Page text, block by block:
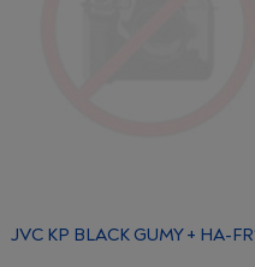
JVC KP BLACK GUMY + HA-